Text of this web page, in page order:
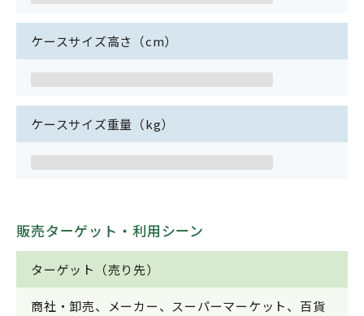
ケースサイズ高さ（cm）
ケースサイズ重量（kg）
販売ターゲット・利用シーン
ターゲット（売り先）
商社・卸売、メーカー、スーパーマーケット、百貨